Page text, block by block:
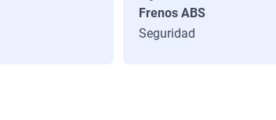
Frenos ABS
Seguridad